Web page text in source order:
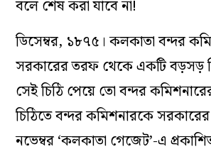
বলে শেষ করা যাবে না!
ডিসেম্বর, ১৮৭৫। কলকাতা বন্দর
সরকারের তরফ থেকে একটি বড়সড়
সেই চিঠি পেয়ে তো বন্দর
চিঠিতে বন্দর কমিশনারকে
নভেম্বর ‘কলকাতা গেজেট’-এ